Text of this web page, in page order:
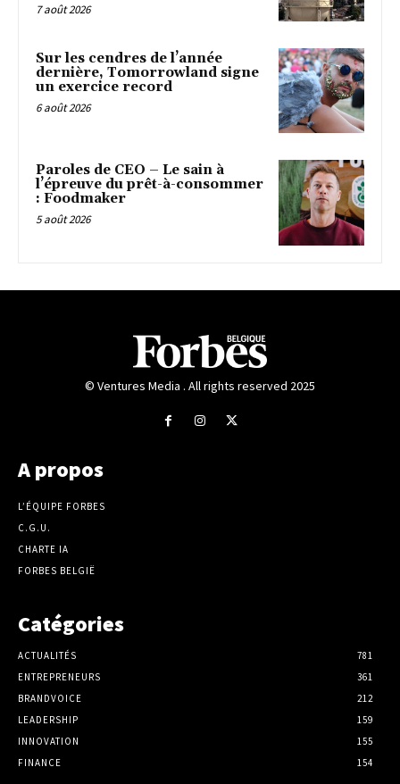
7 août 2026
Sur les cendres de l’année
dernière, Tomorrowland signe
un exercice record
6 août 2026
Paroles de CEO – Le sain à
l’épreuve du prêt-à-consommer
: Foodmaker
5 août 2026
© Ventures Media . All rights reserved 2025
A propos
L’ÉQUIPE FORBES
C.G.U.
CHARTE IA
FORBES BELGIË
Catégories
ACTUALITÉS
781
ENTREPRENEURS
361
BRANDVOICE
212
LEADERSHIP
159
INNOVATION
155
FINANCE
154